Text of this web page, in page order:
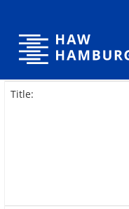
Title: